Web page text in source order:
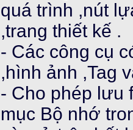
quá trình ,nút
,trang thiết kế .
- Các công cụ
,hình ảnh ,Tag
- Cho phép lưu
mục Bộ nhớ